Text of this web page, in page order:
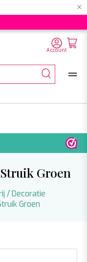
×
Account
Groen
/Decoratie
Groen